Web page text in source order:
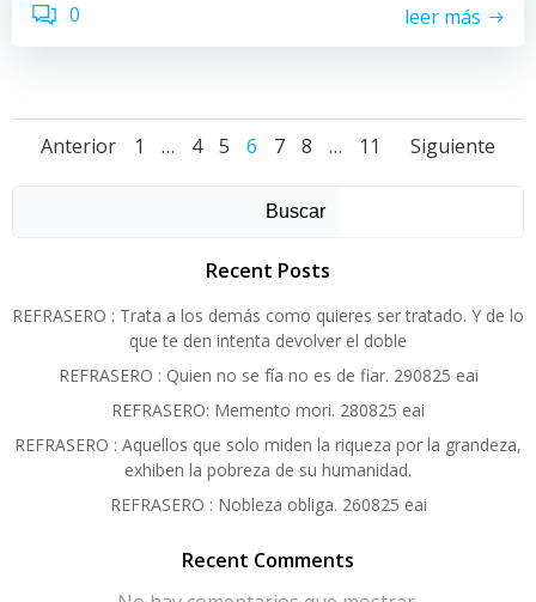
0 leer más
Navegación
entradas
Anterior
Navegación
entradas
Página
1 … Página
4 Página
5 Página
6 Página
7 Página
8 … Página
11 Siguiente
Buscar
Recent Posts
REFRASERO : Trata a los demás como quieres ser tratado. Y de lo
que te den intenta devolver el doble
REFRASERO : Quien no se fía no es de fiar. 290825 eai
REFRASERO: Memento mori. 280825 eai
REFRASERO : Aquellos que solo miden la riqueza por la grandeza,
exhiben la pobreza de su humanidad.
REFRASERO : Nobleza obliga. 260825 eai
Recent Comments